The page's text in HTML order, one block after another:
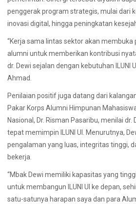
penggerak program strategis, mulai dari
inovasi digital, hingga peningkatan
“Kerja sama lintas sektor akan membuka
alumni untuk memberikan kontribusi
dr. Dewi sejalan dengan kebutuhan ILUNI
Ahmad.
Penilaian positif juga datang dari
Pakar Korps Alumni Himpunan
Nasional, Dr. Risman Pasaribu, menilai
tepat memimpin ILUNI UI. Menurutnya,
pengalaman yang luas, integritas tinggi,
bekerja.
“Mbak Dewi memiliki kapasitas yang
untuk membangun ILUNI UI ke depan,
satu-satunya harapan saya dan para